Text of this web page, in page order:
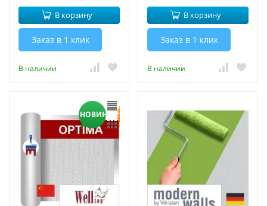
В корзину
Заказ в 1 клик
В наличии
В корзину
Заказ в 1 клик
В наличии
НОВИНКА!